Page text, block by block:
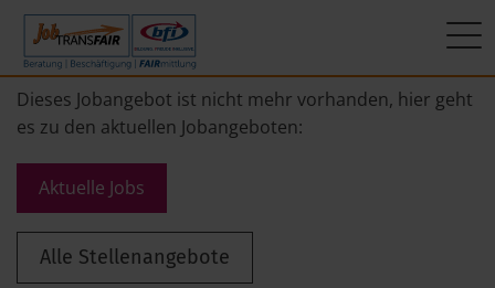
Dieses Jobangebot ist nicht mehr vorhanden, hier geht
es zu den aktuellen Jobangeboten:
Aktuelle Jobs
Alle Stellenangebote
Mein Weg zum Job
Beschäftigung
FAIRmittlung
ÜBER UNS
KI-Manifest
Ergebnisse
Interner Bereich
JobImpuls
Zeiterfassung